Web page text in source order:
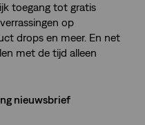
toegang tot gratis
op
drops en meer. En net
met de tijd alleen
nieuwsbrief